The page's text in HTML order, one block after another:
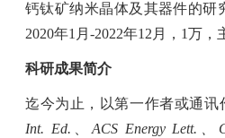
钙钛矿纳米晶体及其器件的研
2020年1 月 -2022年12 月， 1万，
科研成果简介
迄今为止，以第一作者或通讯
Int. Ed. 、ACS Energy Lett. 、